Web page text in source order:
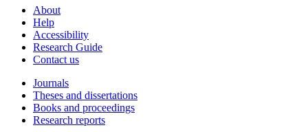
About
Help
Accessibility
Research Guide
Contact us
Journals
Theses and dissertations
Books and proceedings
Research reports